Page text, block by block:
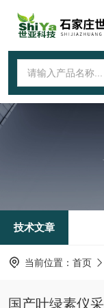
技术文章
当前位置： 首页
国产叶绿素仪